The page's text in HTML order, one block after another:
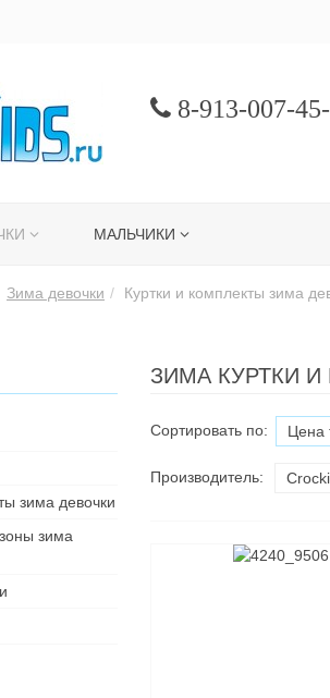
8-913-007-
МАЛЬЧИКИ
Зима девочки Куртки и комплекты зима
ЗИМА КУРТКИ
Сортировать по: Цена
Производитель:
зима девочки
зима